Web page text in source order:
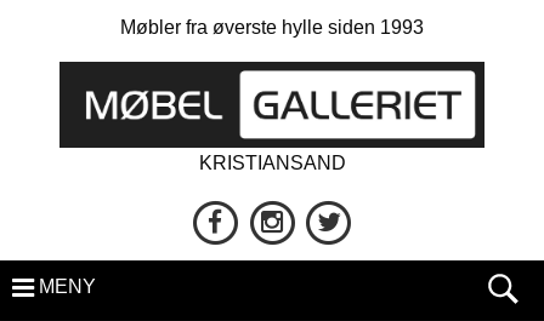
Møbler fra øverste hylle siden 1993
KRISTIANSAND
MENY